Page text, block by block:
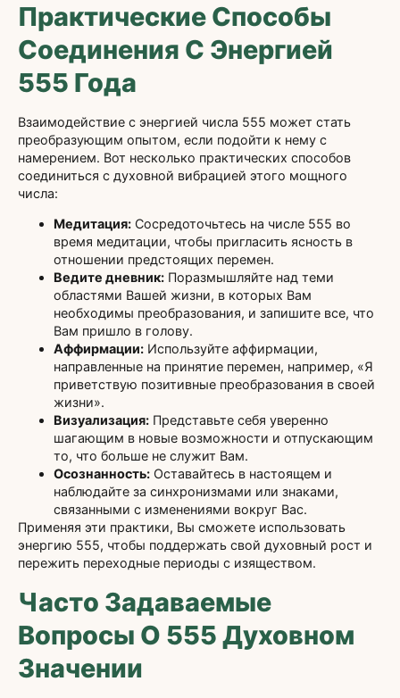
Практические Способы
Соединения С Энергией
555 Года
Взаимодействие с энергией числа 555 может стать
преобразующим опытом, если подойти к нему с
намерением. Вот несколько практических способов
соединиться с духовной вибрацией этого мощного
числа:
Медитация: Сосредоточьтесь на числе 555 во
время медитации, чтобы пригласить ясность в
отношении предстоящих перемен.
Ведите дневник: Поразмышляйте над теми
областями Вашей жизни, в которых Вам
необходимы преобразования, и запишите все, что
Вам пришло в голову.
Аффирмации: Используйте аффирмации,
направленные на принятие перемен, например, «Я
приветствую позитивные преобразования в своей
жизни».
Визуализация: Представьте себя уверенно
шагающим в новые возможности и отпускающим
то, что больше не служит Вам.
Осознанность: Оставайтесь в настоящем и
наблюдайте за синхронизмами или знаками,
связанными с изменениями вокруг Вас.
Применяя эти практики, Вы сможете использовать
энергию 555, чтобы поддержать свой духовный рост и
пережить переходные периоды с изяществом.
Часто Задаваемые
Вопросы О 555 Духовном
Значении